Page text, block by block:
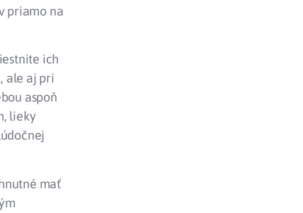
priamo na
ich
ale aj pri
aspoň
lieky
mať